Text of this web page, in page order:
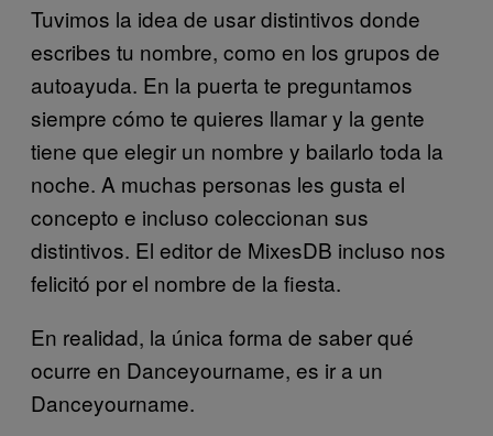
Tuvimos la idea de usar distintivos donde
escribes tu nombre, como en los grupos de
autoayuda. En la puerta te preguntamos
siempre cómo te quieres llamar y la gente
tiene que elegir un nombre y bailarlo toda la
noche. A muchas personas les gusta el
concepto e incluso coleccionan sus
distintivos. El editor de MixesDB incluso nos
felicitó por el nombre de la fiesta.
En realidad, la única forma de saber qué
ocurre en Danceyourname, es ir a un
Danceyourname.